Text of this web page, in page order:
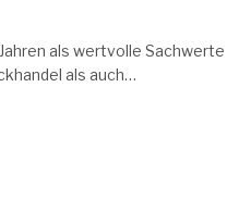
als wertvolle Sachwerte
als auch…